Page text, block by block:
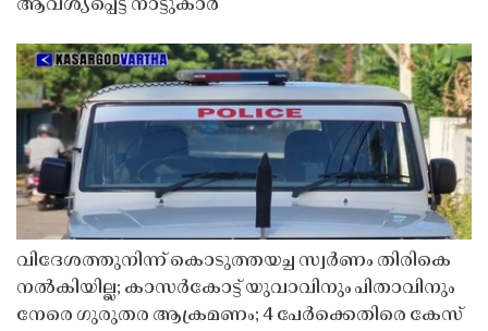
വിദേശത്തുനിന്ന് കൊടുത്തയച്ച സ്വർണം തിരികെ
നൽകിയില്ല; കാസർകോട്ട് യുവാവിനും പിതാവിനും
നേരെ ഗുരുതര ആക്രമണം; 4 പേർക്കെതിരെ കേസ്